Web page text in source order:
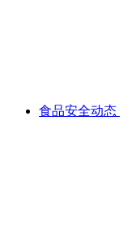
食品安全动态